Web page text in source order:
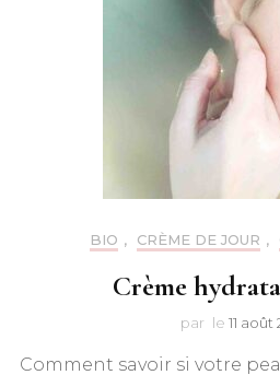
BIO , CRÈME DE JOUR ,
Crème
par le 11 août
Comment savoir si votre